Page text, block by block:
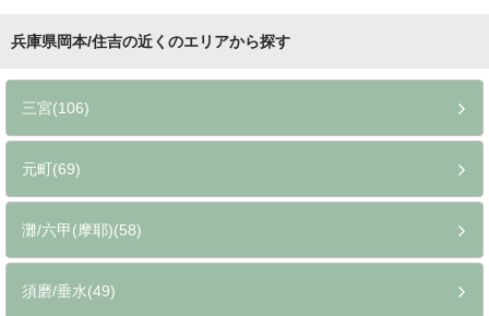
兵庫県岡本/住吉の近くのエリアから探す
三宮(106)
元町(69)
灘/六甲(摩耶)(58)
須磨/垂水(49)